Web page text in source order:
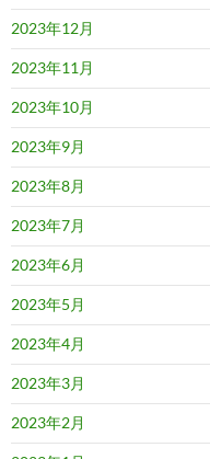
2023年12月
2023年11月
2023年10月
2023年9月
2023年8月
2023年7月
2023年6月
2023年5月
2023年4月
2023年3月
2023年2月